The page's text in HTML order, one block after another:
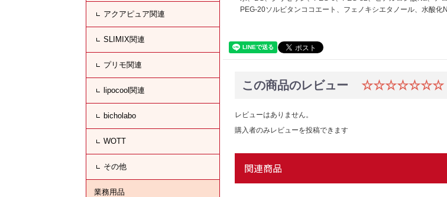
アクアピュア関連
SLIMIX関連
プリモ関連
lipocool関連
bicholabo
WOTT
その他
業務用品
PEG-20ソルビタンココエート、フェノキシエタノール、水酸化
この商品のレビュー ☆☆☆☆☆☆☆
レビューはありません。
購入者のみレビューを投稿できます
関連商品